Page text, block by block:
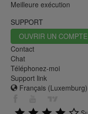
Meilleure exécution
SUPPORT
OUVRIR UN COMPTE
Contact
Chat
Téléphonez-moi
Support link
Français (Luxemburg)